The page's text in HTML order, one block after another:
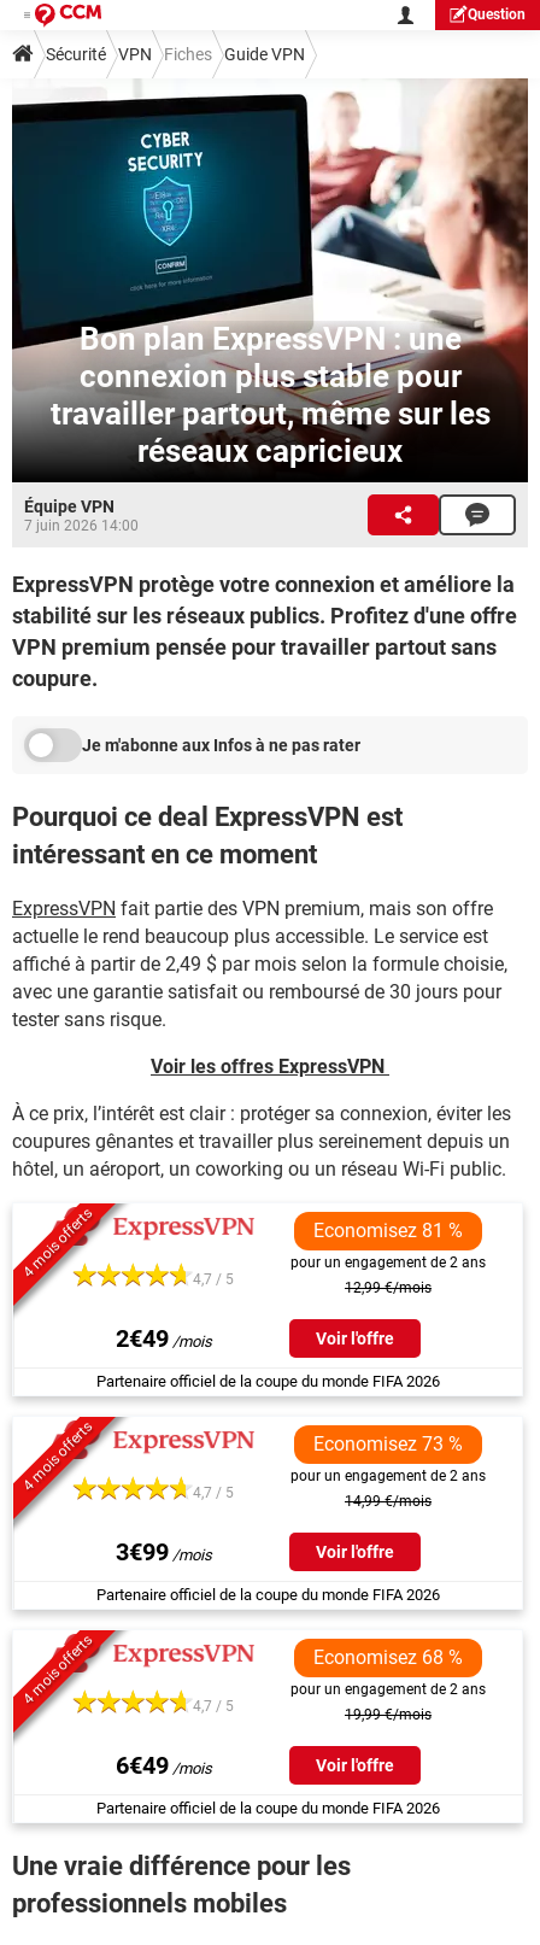
Question
Sécurité VPN Fiches Guide VPN
Bon plan ExpressVPN : une
connexion plus stable pour
travailler partout, même sur les
réseaux capricieux
Équipe VPN
7 juin 2026 14:00
ExpressVPN protège votre connexion et améliore la
stabilité sur les réseaux publics. Profitez d'une offre
VPN premium pensée pour travailler partout sans
coupure.
Je m'abonne aux Infos à ne pas rater
Pourquoi ce deal ExpressVPN est
intéressant en ce moment
ExpressVPN fait partie des VPN premium, mais son offre
actuelle le rend beaucoup plus accessible. Le service est
affiché à partir de 2,49 $ par mois selon la formule choisie,
avec une garantie satisfait ou remboursé de 30 jours pour
tester sans risque.
Voir les offres ExpressVPN
À ce prix, l’intérêt est clair : protéger sa connexion, éviter les
coupures gênantes et travailler plus sereinement depuis un
hôtel, un aéroport, un coworking ou un réseau Wi-Fi public.
4 mois offerts 4,7 / 5
Economisez 81 %
pour un engagement de 2 ans
12,99 €/mois
2€49 Voir l'offre
Partenaire officiel de la coupe du monde FIFA 2026
4 mois offerts 4,7 / 5
Economisez 73 %
pour un engagement de 2 ans
14,99 €/mois
3€99 Voir l'offre
Partenaire officiel de la coupe du monde FIFA 2026
4 mois offerts 4,7 / 5
Economisez 68 %
pour un engagement de 2 ans
19,99 €/mois
6€49 Voir l'offre
Partenaire officiel de la coupe du monde FIFA 2026
Une vraie différence pour les
professionnels mobiles